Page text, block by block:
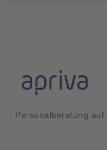
Personalberatung auf